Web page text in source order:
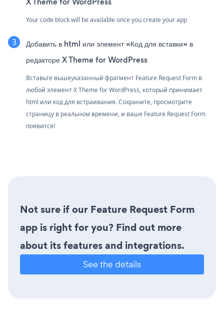
Your code block will be available once you create your app
Добавить в html или элемент «Код для вставки» в
редакторе X Theme for WordPress
Вставьте вышеуказанный фрагмент Feature Request Form в
любой элемент X Theme for WordPress, который принимает
html или код для встраивания. Сохраните, просмотрите
страницу в реальном времени, и ваше Feature Request Form
появится!
Not sure if our Feature Request Form
app is right for you? Find out more
about its features and integrations.
See the details